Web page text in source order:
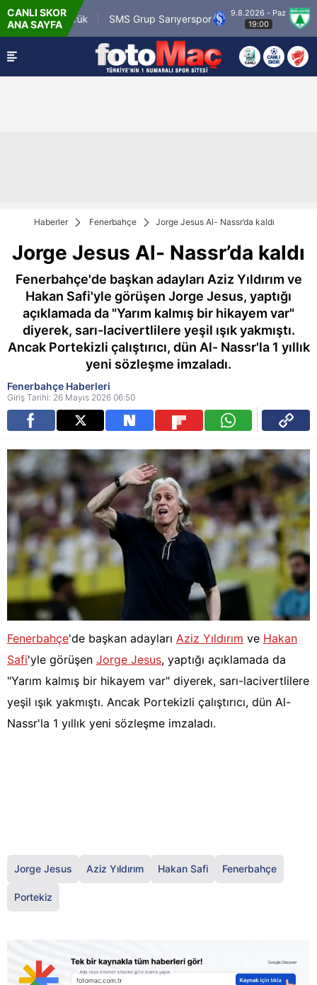
CANLI SKOR
ANA SAYFA
Karagümrük SMS Grup Sarıyerspor
9.8.2026 - Paz
Haberler Fenerbahçe Jorge Jesus Al- Nassr’da kaldı
Jorge Jesus Al- Nassr’da kaldı
Fenerbahçe'de başkan adayları Aziz Yıldırım ve
Hakan Safi'yle görüşen Jorge Jesus, yaptığı
açıklamada da "Yarım kalmış bir hikayem var"
diyerek, sarı-lacivertlilere yeşil ışık yakmıştı.
Ancak Portekizli çalıştırıcı, dün Al- Nassr'la 1 yıllık
yeni sözleşme imzaladı.
Fenerbahçe Haberleri
Giriş Tarihi: 26 Mayıs 2026 06:50
Fenerbahçe'de başkan adayları Aziz Yıldırım ve Hakan
Safi'yle görüşen Jorge Jesus, yaptığı açıklamada da
"Yarım kalmış bir hikayem var" diyerek, sarı-lacivertlilere
yeşil ışık yakmıştı. Ancak Portekizli çalıştırıcı, dün Al-
Nassr'la 1 yıllık yeni sözleşme imzaladı.
Jorge Jesus Aziz Yıldırım Hakan Safi Fenerbahçe
Portekiz